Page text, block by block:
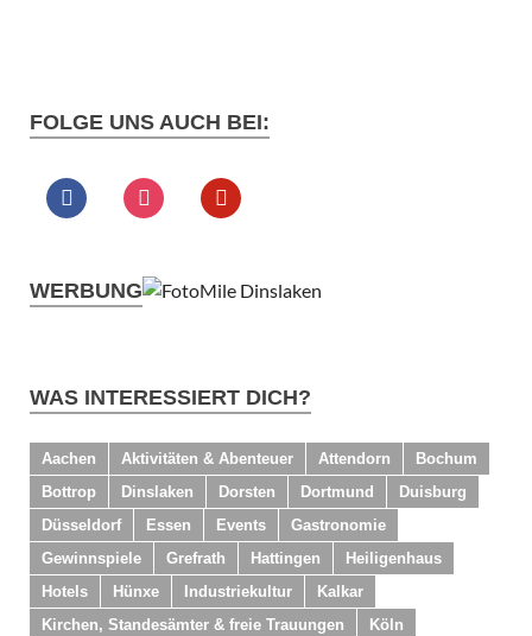
FOLGE UNS AUCH BEI:
WERBUNG
WAS INTERESSIERT DICH?
Aachen Aktivitäten & Abenteuer Attendorn
Bochum
Bottrop
Dinslaken Dorsten Dortmund
Duisburg
Düsseldorf
Essen Events
Gastronomie
Gewinnspiele
Grefrath Hattingen
Heiligenhaus
Hotels
Hünxe Industriekultur
Kalkar
Kirchen, Standesämter & freie Trauungen
Köln